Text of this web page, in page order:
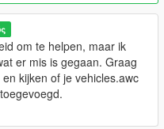
om te helpen, maar ik
er mis is gegaan. Graag
kijken of je vehicles.awc